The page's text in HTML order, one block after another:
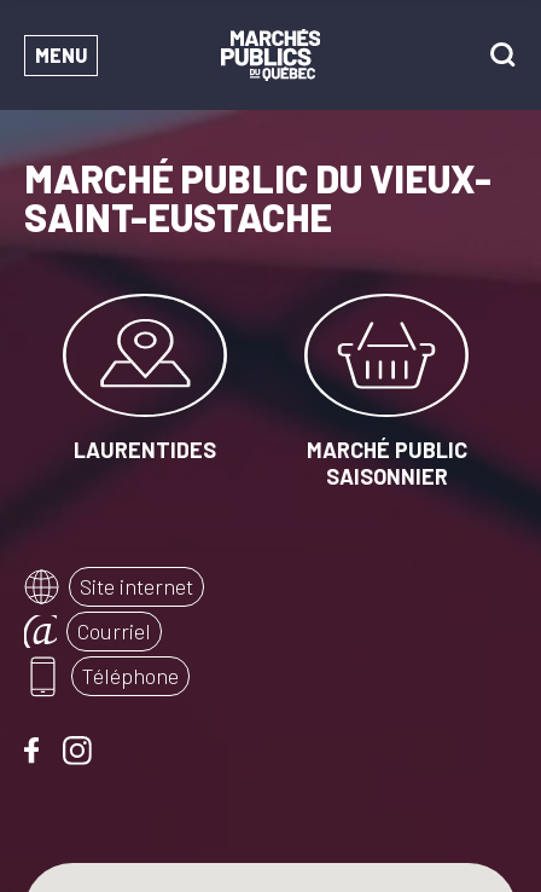
MENU
MARCHÉ PUBLIC DU VIEUX-
SAINT-EUSTACHE
LAURENTIDES
MARCHÉ PUBLIC
SAISONNIER
Site internet
Courriel
Téléphone